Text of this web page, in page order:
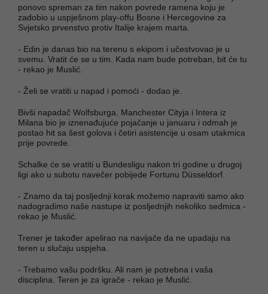
ponovo spreman za tim nakon povrede ramena koju je
zadobio u uspješnom play-offu Bosne i Hercegovine za
Svjetsko prvenstvo protiv Italije krajem marta.
- Edin je danas bio na terenu s ekipom i učestvovao je u
svemu. Vratit će se u tim. Kada nam bude potreban, bit će tu
- rekao je Muslić.
- Želi se vratiti u napad i pomoći - dodao je.
Bivši napadač Wolfsburga, Manchester Cityja i Intera iz
Milana bio je iznenađujuće pojačanje u januaru i odmah je
postao hit sa šest golova i četiri asistencije u osam utakmica
prije povrede.
Schalke će se vratiti u Bundesligu nakon tri godine u drugoj
ligi ako u subotu navečer pobijede Fortunu Düsseldorf.
- Znamo da taj posljednji korak možemo napraviti samo ako
nadogradimo naše nastupe iz posljednjih nekoliko sedmica -
rekao je Muslić.
Trener je također apelirao na navijače da ne upadaju na
teren u slučaju uspjeha.
- Trebamo vašu podršku. Ali nam je potrebna i vaša
disciplina. Teren je za igrače - rekao je Muslić.